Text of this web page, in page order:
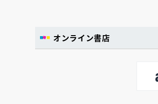
オンライン書店